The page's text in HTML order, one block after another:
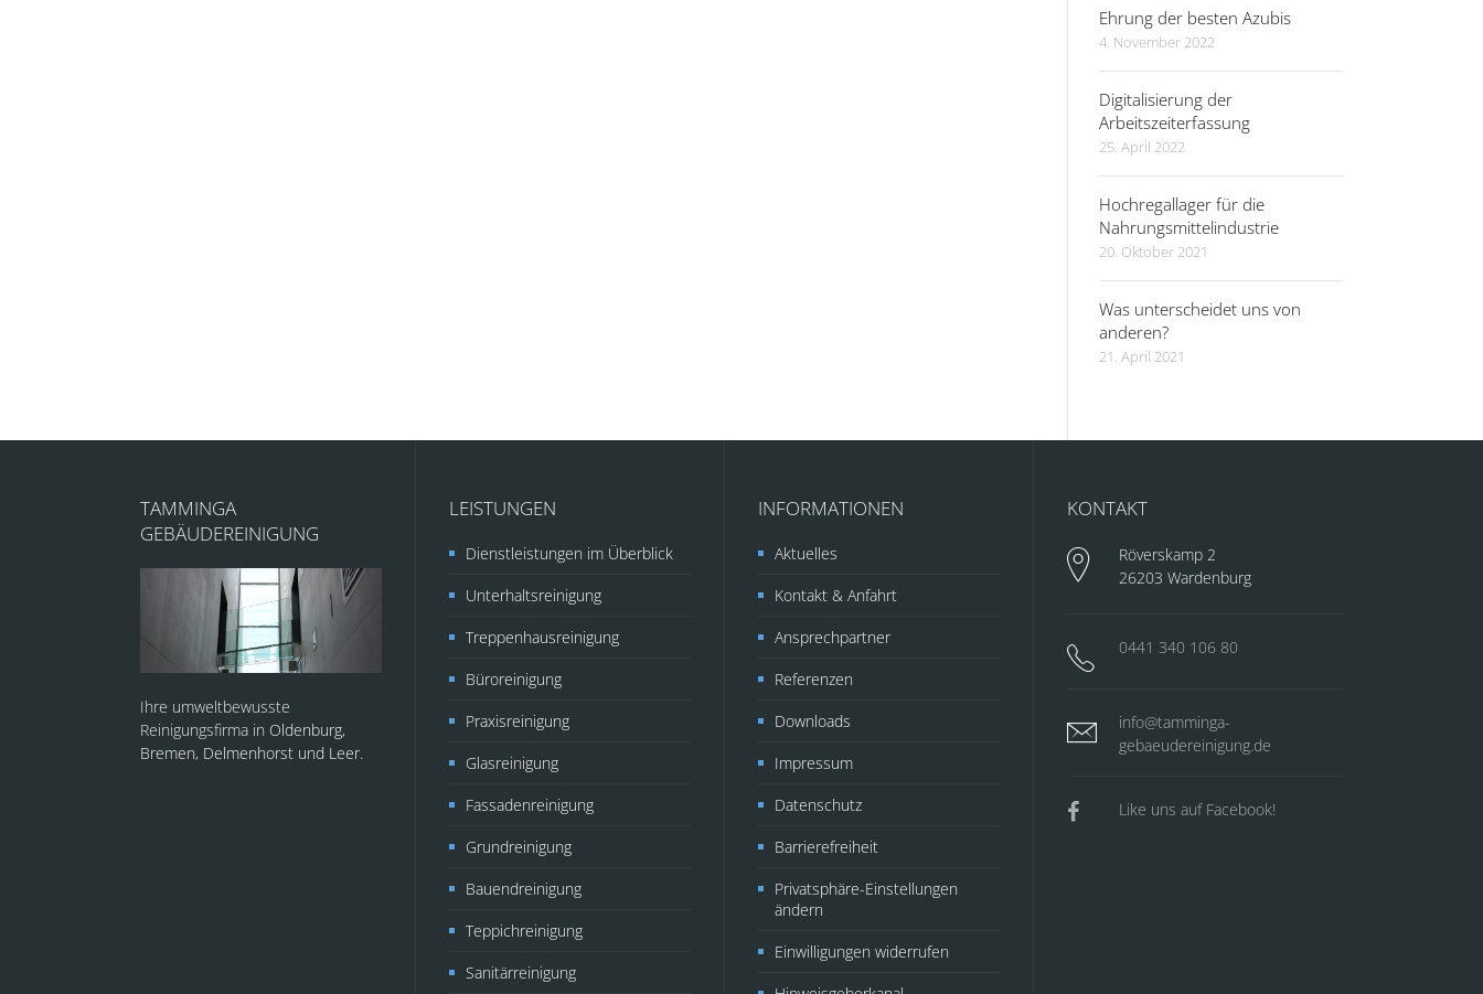
Ehrung der besten Azubis
4. November 2022
Digitalisierung der
Arbeitszeiterfassung
25. April 2022
Hochregallager für die
Nahrungsmittelindustrie
20. Oktober 2021
Was unterscheidet uns von
anderen?
21. April 2021
TAMMINGA
GEBÄUDEREINIGUNG
Ihre umweltbewusste
Reinigungsfirma in Oldenburg,
Bremen, Delmenhorst und Leer.
LEISTUNGEN
Dienstleistungen im Überblick
Unterhaltsreinigung
Treppenhausreinigung
Büroreinigung
Praxisreinigung
Glasreinigung
Fassadenreinigung
Grundreinigung
Bauendreinigung
Teppichreinigung
Sanitärreinigung
INFORMATIONEN
Aktuelles
Kontakt & Anfahrt
Ansprechpartner
Referenzen
Downloads
Impressum
Datenschutz
Barrierefreiheit
Privatsphäre-Einstellungen
ändern
Einwilligungen widerrufen
KONTAKT
Röverskamp 2
26203 Wardenburg
0441 340 106 80
info@tamminga-
gebaeudereinigung.de
Like uns auf Facebook!